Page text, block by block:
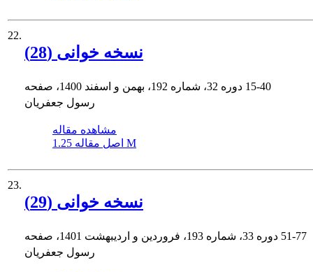
22.
نسخه خوانی (28)
15-40
رسول جعفریان
مشاهده مقاله
اصل مقاله 1.25 M
23.
نسخه خوانی (29)
51-77
رسول جعفریان